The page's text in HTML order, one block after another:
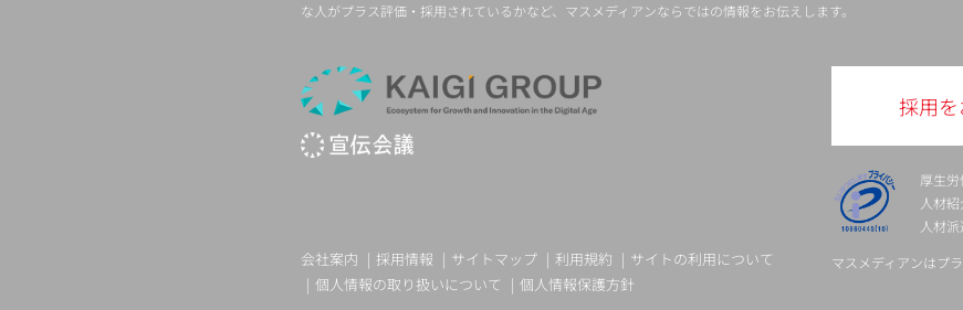
な人がプラス評価・採用されているかなど、マスメディアンならではの情報をお伝えします。
採用
厚生
人材
人材
マスメディアンはプ
会社案内 採用情報 サイトマップ 利用規約
サイトの利用について
個人情報の取り扱いについて
個人情報保護方針